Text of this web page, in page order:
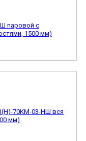
паровой с
1500 мм)
70КМ-03-НШ вся
мм)